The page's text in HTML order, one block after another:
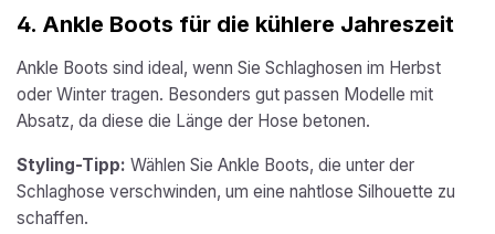
4. Ankle Boots für die kühlere Jahreszeit
Ankle Boots sind ideal, wenn Sie Schlaghosen im Herbst
oder Winter tragen. Besonders gut passen Modelle mit
Absatz, da diese die Länge der Hose betonen.
Styling-Tipp: Wählen Sie Ankle Boots, die unter der
Schlaghose verschwinden, um eine nahtlose Silhouette zu
schaffen.